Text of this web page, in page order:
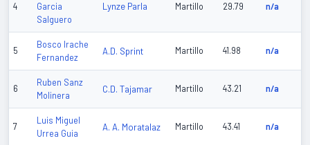
4
Garcia
Salguero
Lynze Parla Martillo 29.79 n/a
5
Bosco Irache
Fernandez
A.D. Sprint Martillo 41.98 n/a
6
Ruben Sanz
Molinera
C.D. Tajamar Martillo 43.21 n/a
7
Luis Miguel
Urrea Guia
A. A. Moratalaz Martillo 43.41 n/a